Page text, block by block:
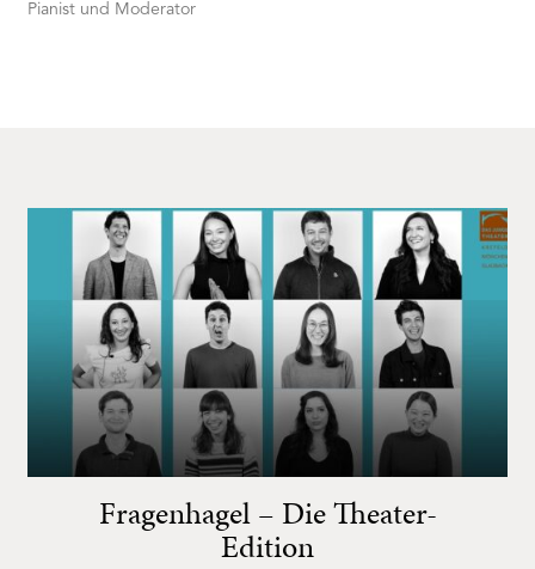
Pianist und Moderator
Fragenhagel – Die Theater-
Edition